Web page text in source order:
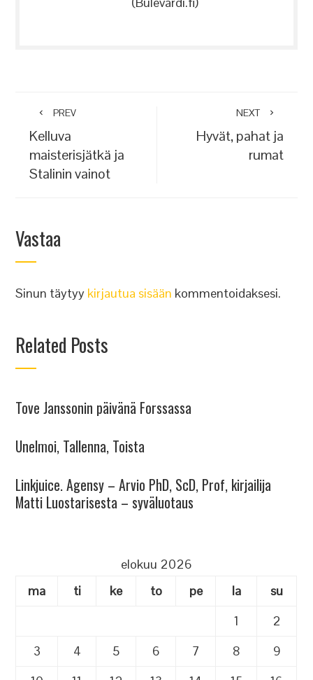
PREV
Kelluva
maisterisjätkä ja
Stalinin vainot
NEXT
Hyvät, pahat ja
rumat
Vastaa
Sinun täytyy kirjautua sisään kommentoidaksesi.
Related Posts
Tove Janssonin päivänä Forssassa
Unelmoi, Tallenna, Toista
Linkjuice. Agensy – Arvio PhD, ScD, Prof, kirjailija
Matti Luostarisesta – syväluotaus
elokuu 2026
ma
ti ke to pe la
su
1
2
3
4 5 6 7 8
9